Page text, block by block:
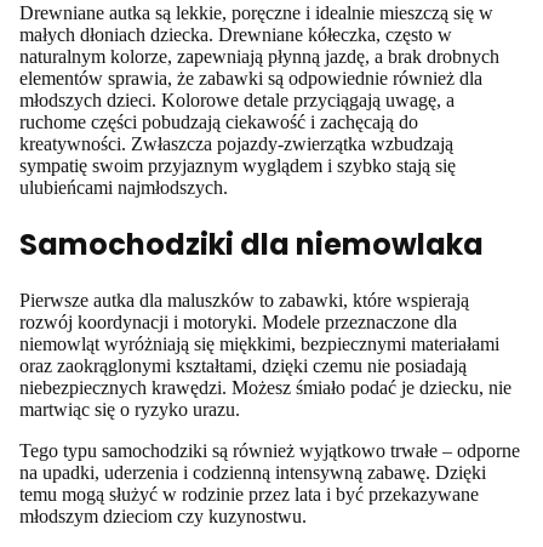
Drewniane autka są lekkie, poręczne i idealnie mieszczą się w
małych dłoniach dziecka. Drewniane kółeczka, często w
naturalnym kolorze, zapewniają płynną jazdę, a brak drobnych
elementów sprawia, że zabawki są odpowiednie również dla
młodszych dzieci. Kolorowe detale przyciągają uwagę, a
ruchome części pobudzają ciekawość i zachęcają do
kreatywności. Zwłaszcza pojazdy-zwierzątka wzbudzają
sympatię swoim przyjaznym wyglądem i szybko stają się
ulubieńcami najmłodszych.
Samochodziki dla niemowlaka
Pierwsze autka dla maluszków to zabawki, które wspierają
rozwój koordynacji i motoryki. Modele przeznaczone dla
niemowląt wyróżniają się miękkimi, bezpiecznymi materiałami
oraz zaokrąglonymi kształtami, dzięki czemu nie posiadają
niebezpiecznych krawędzi. Możesz śmiało podać je dziecku, nie
martwiąc się o ryzyko urazu.
Tego typu samochodziki są również wyjątkowo trwałe – odporne
na upadki, uderzenia i codzienną intensywną zabawę. Dzięki
temu mogą służyć w rodzinie przez lata i być przekazywane
młodszym dzieciom czy kuzynostwu.